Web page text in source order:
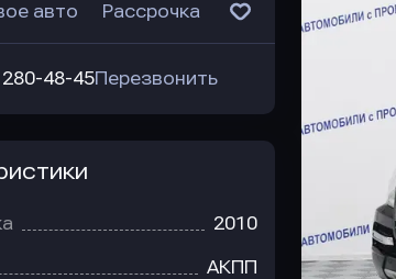
авто Рассрочка
280-48-45Перезвонить
2010
АКПП